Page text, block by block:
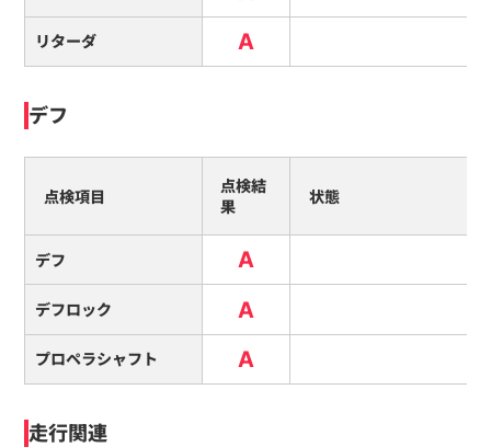
リターダ A
デフ
点検項目
点検結
果
状態
デフ A
デフロック A
プロペラシャフト A
走行関連